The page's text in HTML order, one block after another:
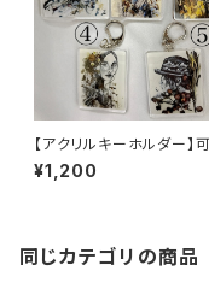
【アクリルキーホルダー】
を広げる お花 ひと
¥1,200
同じカテゴリの商品